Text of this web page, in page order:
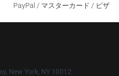
PayPal / マスターカード / ビザ
New York, NY 10012